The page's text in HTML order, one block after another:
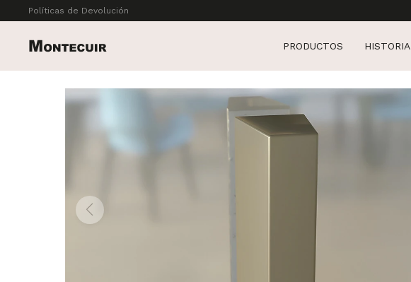
PRODUCTOS HISTORIA
Políticas de Devolución